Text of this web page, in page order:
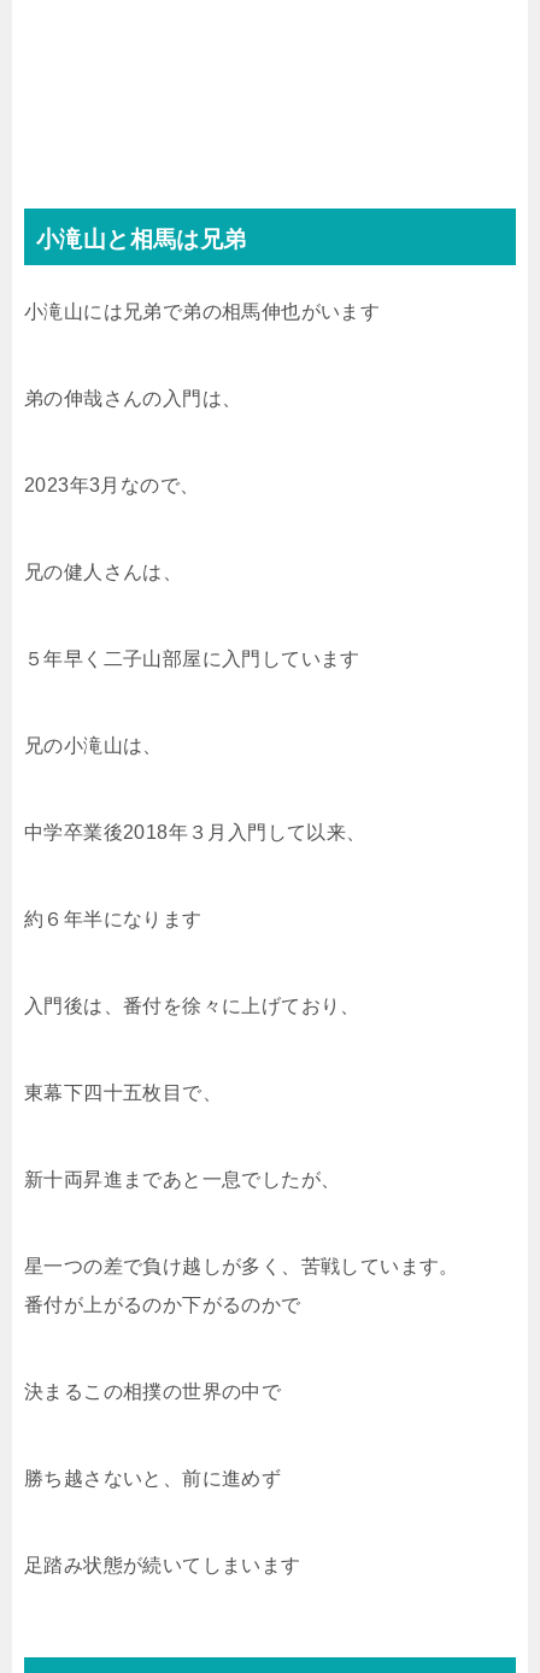
小滝山と相馬は兄弟
小滝山には兄弟で弟の相馬伸也がいます
弟の伸哉さんの入門は、
2023年3月なので、
兄の健人さんは、
５年早く二子山部屋に入門しています
兄の小滝山は、
中学卒業後2018年３月入門して以来、
約６年半になります
入門後は、番付を徐々に上げており、
東幕下四十五枚目で、
新十両昇進まであと一息でしたが、
星一つの差で負け越しが多く、苦戦しています。
番付が上がるのか下がるのかで
決まるこの相撲の世界の中で
勝ち越さないと、前に進めず
足踏み状態が続いてしまいます